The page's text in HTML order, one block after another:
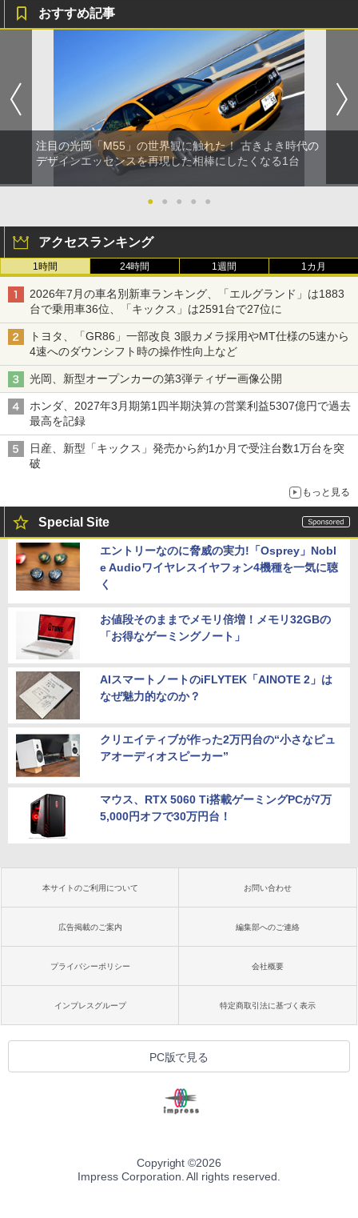
おすすめ記事
注目の光岡「M55」の世界観に触れた！ 古きよき時代の
デザインエッセンスを再現した相棒にしたくなる1台
● ● ● ● ●
アクセスランキング
1時間 24時間 1週間 1カ月
2026年7月の車名別新車ランキング、「エルグランド」は1883
台で乗用車36位、「キックス」は2591台で27位に
トヨタ、「GR86」一部改良 3眼カメラ採用やMT仕様の5速から
4速へのダウンシフト時の操作性向上など
光岡、新型オープンカーの第3弾ティザー画像公開
ホンダ、2027年3月期第1四半期決算の営業利益5307億円で過去
最高を記録
日産、新型「キックス」発売から約1か月で受注台数1万台を突
破
もっと見る
Special Site
エントリーなのに脅威の実力!「Osprey」Nobl
e Audioワイヤレスイヤフォン4機種を一気に聴
く
お値段そのままでメモリ倍増！メモリ32GBの
「お得なゲーミングノート」
AIスマートノートのiFLYTEK「AINOTE 2」は
なぜ魅力的なのか？
クリエイティブが作った2万円台の“小さなピュ
アオーディオスピーカー”
マウス、RTX 5060 Ti搭載ゲーミングPCが7万
5,000円オフで30万円台！
本サイトのご利用について お問い合わせ
広告掲載のご案内 編集部へのご連絡
プライバシーポリシー 会社概要
インプレスグループ 特定商取引法に基づく表示
PC版で見る
Copyright ©2026
Impress Corporation. All rights reserved.